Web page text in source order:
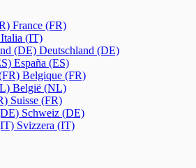
France (FR)
Italia (IT)
Deutschland (DE)
España (ES)
Belgique (FR)
België (NL)
Suisse (FR)
Schweiz (DE)
Svizzera (IT)